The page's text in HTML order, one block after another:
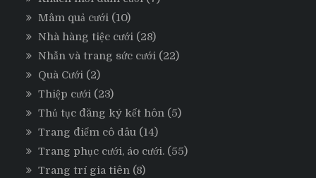
Mâm quả cưới (10)
Nhà hàng tiệc cưới (28)
Nhẫn và trang sức cưới (22)
Quà Cưới (2)
Thiệp cưới (23)
Thủ tục đăng ký kết hôn (5)
Trang điểm cô dâu (14)
Trang phục cưới, áo cưới. (55)
Trang trí gia tiên (8)